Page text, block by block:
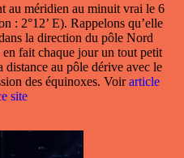
au méridien au minuit vrai le 6
: 2°12’ E). Rappelons qu’elle
la direction du pôle Nord
fait chaque jour un tout petit
au pôle dérive avec le
des équinoxes. Voirarticle
site